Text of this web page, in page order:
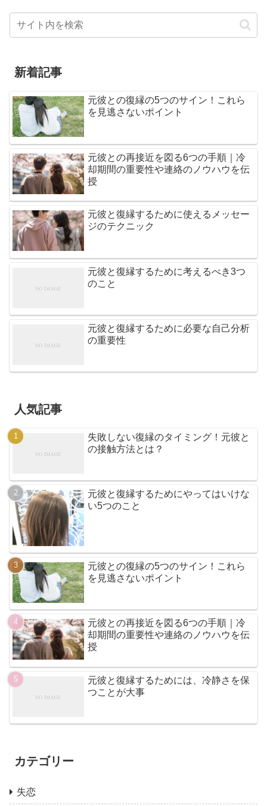
新着記事
元彼との復縁の5つのサイン！これら
を見逃さないポイント
元彼との再接近を図る6つの手順｜冷
却期間の重要性や連絡のノウハウを伝
授
元彼と復縁するために使えるメッセー
ジのテクニック
元彼と復縁するために考えるべき3つ
のこと
元彼と復縁するために必要な自己分析
の重要性
人気記事
失敗しない復縁のタイミング！元彼と
の接触方法とは？
元彼と復縁するためにやってはいけな
い5つのこと
元彼との復縁の5つのサイン！これら
を見逃さないポイント
元彼との再接近を図る6つの手順｜冷
却期間の重要性や連絡のノウハウを伝
授
元彼と復縁するためには、冷静さを保
つことが大事
カテゴリー
失恋